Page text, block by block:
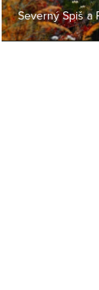
Severný Spiš a